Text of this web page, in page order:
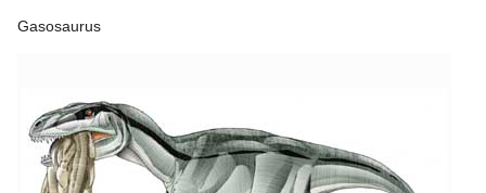
Gasosaurus